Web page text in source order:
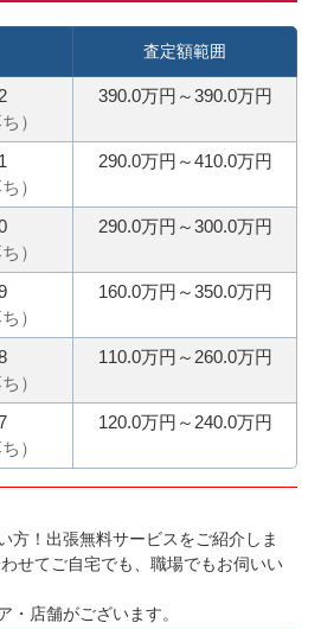
話
気
に
査定額範囲
）
390.0万円～390.0万円
）
290.0万円～410.0万円
）
290.0万円～300.0万円
）
160.0万円～350.0万円
）
110.0万円～260.0万円
）
120.0万円～240.0万円
方！出張無料サービスをご紹介しま
せてご自宅でも、職場でもお伺いい
店舗がございます。